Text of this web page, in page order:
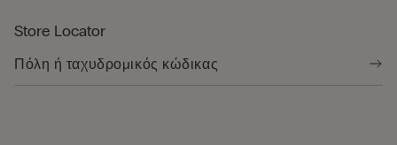
Store Locator